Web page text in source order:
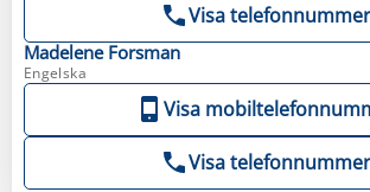
Visa telefonnummer
Madelene Forsman
Engelska
Visa
Visa telefonnummer